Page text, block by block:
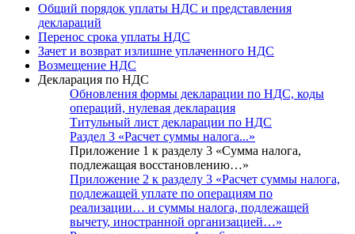
Общий порядок уплаты НДС и представления
деклараций
Перенос срока уплаты НДС
Зачет и возврат излишне уплаченного НДС
Возмещение НДС
Декларация по НДС
Обновления формы декларации по НДС, коды
операций, нулевая декларация
Титульный лист декларации по НДС
Раздел 3 «Расчет суммы налога...»
Приложение 1 к разделу 3 «Сумма налога,
подлежащая восстановлению…»
Приложение 2 к разделу 3 «Расчет суммы налога,
подлежащей уплате по операциям по
реализации… и суммы налога, подлежащей
вычету, иностранной организацией…»